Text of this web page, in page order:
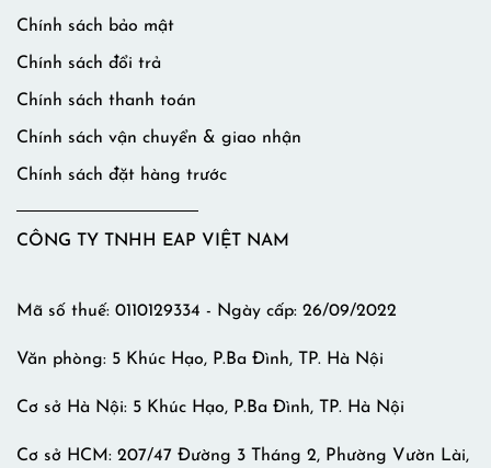
Chính sách bảo mật
Chính sách đổi trả
Chính sách thanh toán
Chính sách vận chuyển & giao nhận
Chính sách đặt hàng trước
CÔNG TY TNHH EAP VIỆT NAM
Mã số thuế: 0110129334 - Ngày cấp: 26/09/2022
Văn phòng: 5 Khúc Hạo, P.Ba Đình, TP. Hà Nội
Cơ sở Hà Nội: 5 Khúc Hạo, P.Ba Đình, TP. Hà Nội
Cơ sở HCM: 207/47 Đường 3 Tháng 2, Phường Vườn Lài,